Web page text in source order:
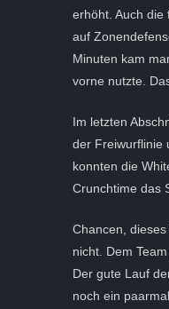
erhöht. Auch die
auf
Minuten kam
vorne nutzte.
Im letzten
der Freiwurflinie
konnten die
Crunchtime das
Chancen,
nicht. Dem
Der gute Lauf
noch ein